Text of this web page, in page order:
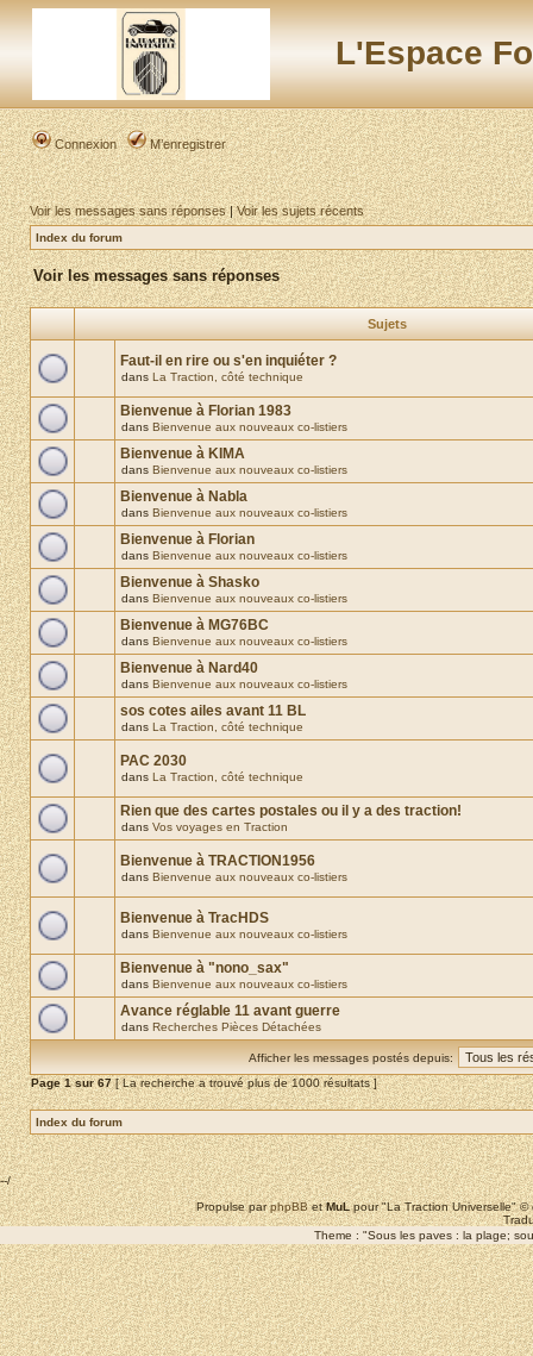
L'Espace
Connexion M’enregistrer
Voir les messages sans réponses|Voir les sujets récents
Index du forum
Voir les messages sans réponses
Sujets
Faut-il en rire ou s'en inquiéter ?
dans La Traction, côté technique
Bienvenue à Florian 1983
dans Bienvenue aux nouveaux co-listiers
Bienvenue à KIMA
dans Bienvenue aux nouveaux co-listiers
Bienvenue à Nabla
dans Bienvenue aux nouveaux co-listiers
Bienvenue à Florian
dans Bienvenue aux nouveaux co-listiers
Bienvenue à Shasko
dans Bienvenue aux nouveaux co-listiers
Bienvenue à MG76BC
dans Bienvenue aux nouveaux co-listiers
Bienvenue à Nard40
dans Bienvenue aux nouveaux co-listiers
sos cotes ailes avant 11 BL
dans La Traction, côté technique
PAC 2030
dans La Traction, côté technique
Rien que des cartes postales ou il y a des traction!
dans Vos voyages en Traction
Bienvenue à TRACTION1956
dans Bienvenue aux nouveaux co-listiers
Bienvenue à TracHDS
dans Bienvenue aux nouveaux co-listiers
Bienvenue à "nono_sax"
dans Bienvenue aux nouveaux co-listiers
Avance réglable 11 avant guerre
dans Recherches Pièces Détachées
Afficher les messages postés depuis:
Page1sur67[ La recherche a trouvé plus de 1000 résultats ]
Index du forum
--/
Propulse parphpBBetMuLpour "La Traction Universelle"
Theme : "Sous les paves : la plage;